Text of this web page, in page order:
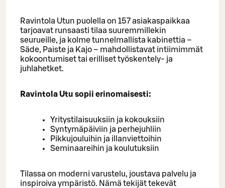
Ravintola Utun puolella on 157 asiakaspaikkaa
tarjoavat runsaasti tilaa suuremmillekin
seurueille, ja kolme tunnelmallista kabinettia –
Säde, Paiste ja Kajo – mahdollistavat intiimimmät
kokoontumiset tai erilliset työskentely- ja
juhlahetket.
Ravintola Utu sopii erinomaisesti:
Yritystilaisuuksiin ja kokouksiin
Syntymäpäiviin ja perhejuhliin
Pikkujouluihin ja illanviettoihin
Seminaareihin ja koulutuksiin
Tilassa on moderni varustelu, joustava palvelu ja
inspiroiva ympäristö. Nämä tekijät tekevät